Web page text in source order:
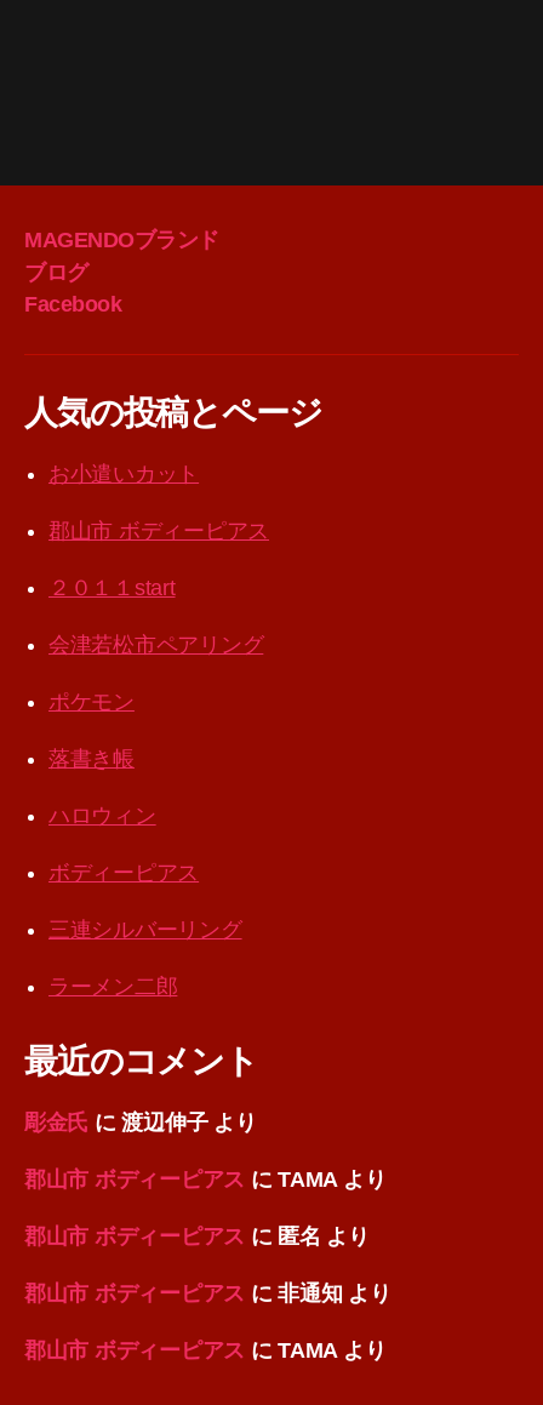
MAGENDOブランド
ブログ
Facebook
人気の投稿とページ
お小遣いカット
郡山市 ボディーピアス
２０１１start
会津若松市ペアリング
ポケモン
落書き帳
ハロウィン
ボディーピアス
三連シルバーリング
ラーメン二郎
最近のコメント
彫金氏 に渡辺伸子より
郡山市 ボディーピアス にTAMAより
郡山市 ボディーピアス に 匿名 より
郡山市 ボディーピアス に非通知 より
郡山市 ボディーピアス にTAMAより